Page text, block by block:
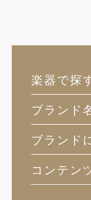
楽器で探
ブランド
ブランド
コンテン